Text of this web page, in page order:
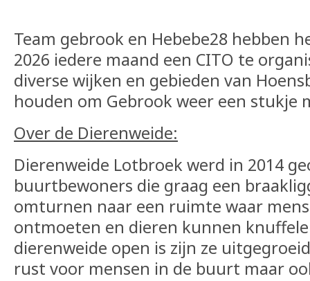
Team gebrook en Hebebe28 hebben
2026 iedere maand een CITO te
diverse wijken en gebieden van
houden om Gebrook weer een stukje
Over de Dierenweide:
Dierenweide Lotbroek werd in 2014
buurtbewoners die graag een
omturnen naar een ruimte waar
ontmoeten en dieren kunnen
dierenweide open is zijn ze
rust voor mensen in de buurt maar